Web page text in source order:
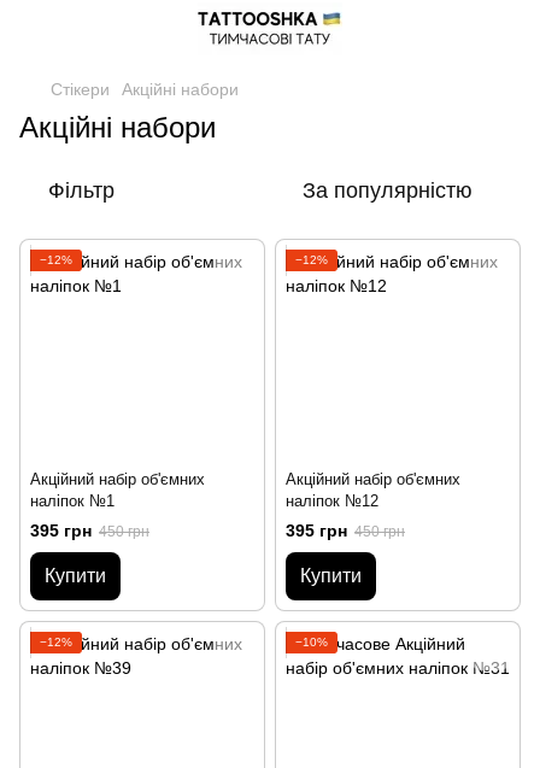
Стікери Акційні набори
Акційні набори
Фільтр За популярністю
−12%
Акційний набір об'ємних
наліпок №1
395 грн 450 грн
Купити
−12%
Акційний набір об'ємних
наліпок №12
395 грн 450 грн
Купити
−12% −10%